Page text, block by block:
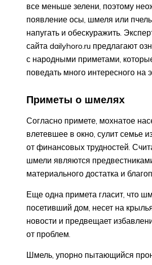
все меньше зелени, поэтому
появление осы, шмеля или
напугать и обескуражить.
сайта dailyhoro.ru предлагают
с народными приметами,
поведать много интересного на
Приметы о шмелях
Согласно примете, мохнатое
влетевшее в окно, сулит семье
от финансовых трудностей.
шмели являются
материального достатка и
Еще одна примета гласит, что
посетивший дом, несет на
новости и предвещает
от проблем.
Шмель, упорно пытающийся